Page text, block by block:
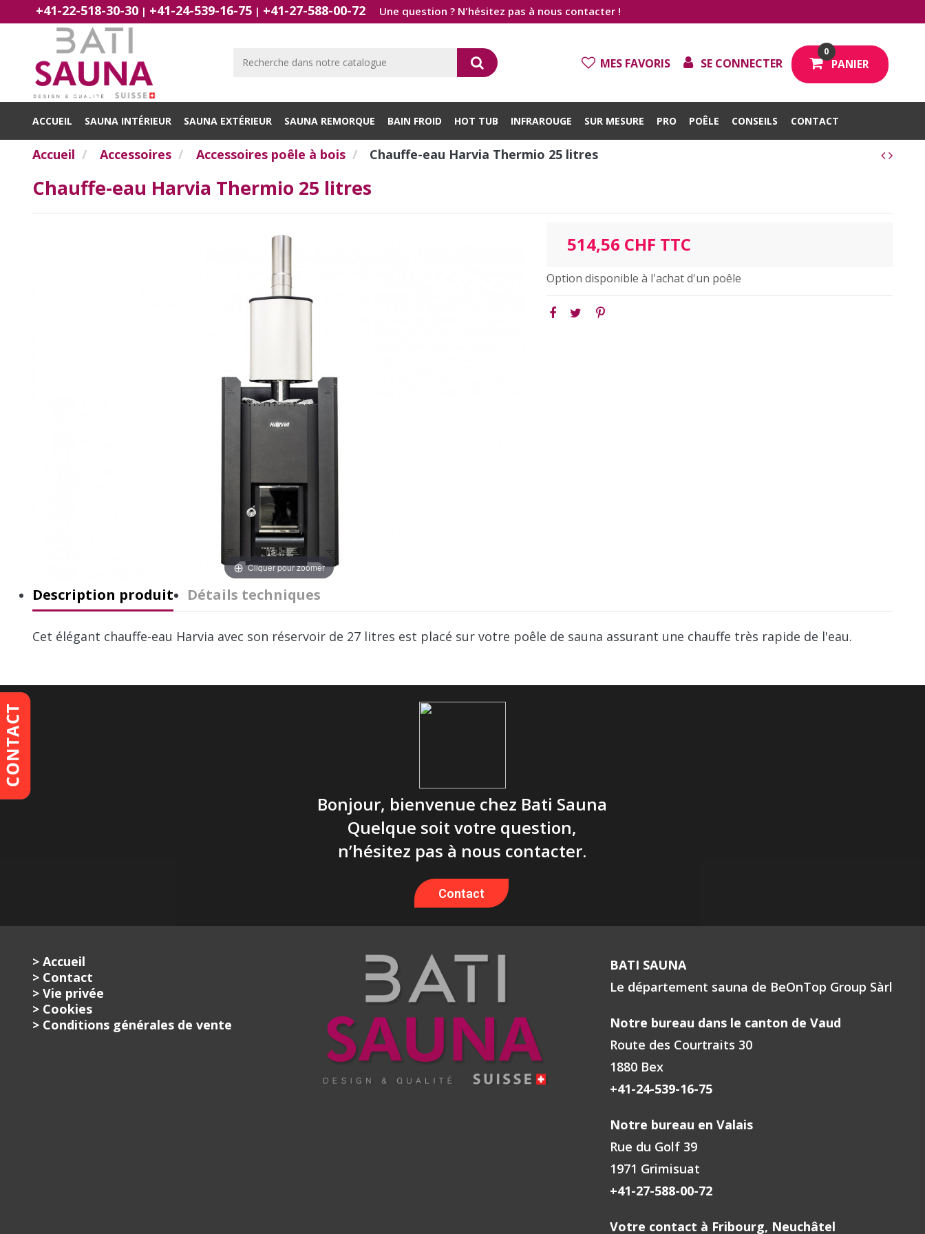
+41-22-518-30-30 | +41-24-539-16-75 | +41-27-588-00-72 Une question ? N'hésitez pas à nous contacter !
MES FAVORIS SE CONNECTER
0
PANIER
ACCUEIL SAUNA INTÉRIEUR SAUNA EXTÉRIEUR SAUNA REMORQUE BAIN FROID HOT TUB INFRAROUGE SUR MESURE PRO POÊLE CONSEILS CONTACT
Accueil Accessoires Accessoires poêle à bois Chauffe-eau Harvia Thermio 25 litres
Chauffe-eau Harvia Thermio 25 litres
Cliquer pour zoomer
514,56 CHF TTC
Option disponible à l'achat d'un poêle
Description produit Détails techniques
Cet élégant chauffe-eau Harvia avec son réservoir de 27 litres est placé sur votre poêle de sauna assurant une chauffe très rapide de l'eau.
Largeur : 360 mm| Profondeur : 280 mm | Hauteur : 910 mm
WP250TH
Bonjour, bienvenue chez Bati Sauna
Quelque soit votre question,
n’hésitez pas à nous contacter.
Contact
> Accueil
> Contact
> Vie privée
> Cookies
> Conditions générales de vente
BATI SAUNA
Le département sauna de BeOnTop Group Sàrl
Notre bureau dans le canton de Vaud
Route des Courtraits 30
1880 Bex
+41-24-539-16-75
Notre bureau en Valais
Rue du Golf 39
1971 Grimisuat
+41-27-588-00-72
Votre contact à Fribourg, Neuchâtel